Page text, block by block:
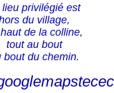
lieu privilégié est
du village,
de la colline,
tout au bout
bout du chemin.